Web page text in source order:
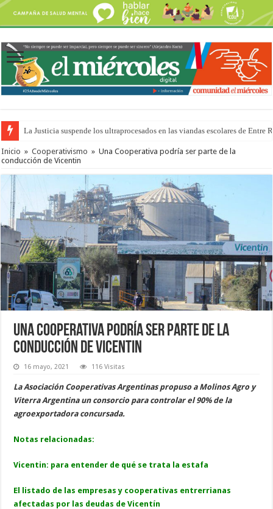
La Justicia suspende los ultraprocesados en las viandas escolares de Entre
Se presentará la obra “La Runfla de los Macanos”
Inicio » Cooperativismo » Una Cooperativa podría ser parte de la
conducción de Vicentin
Una Cooperativa podría ser parte de la
conducción de Vicentin
16 mayo, 2021 116 Visitas
La Asociación Cooperativas Argentinas propuso a Molinos Agro y
Viterra Argentina un consorcio para controlar el 90% de la
agroexportadora concursada.
Notas relacionadas:
Vicentin: para entender de qué se trata la estafa
El listado de las empresas y cooperativas entrerrianas
afectadas por las deudas de Vicentín